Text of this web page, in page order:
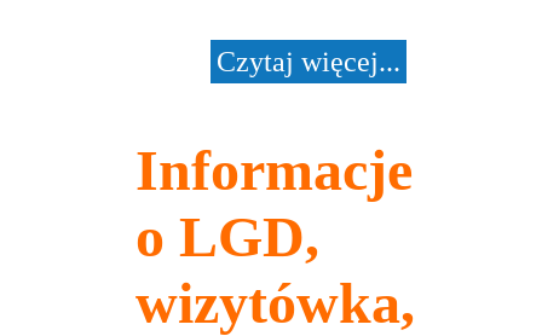
Czytaj więcej...
Informacje
o LGD,
wizytówka,